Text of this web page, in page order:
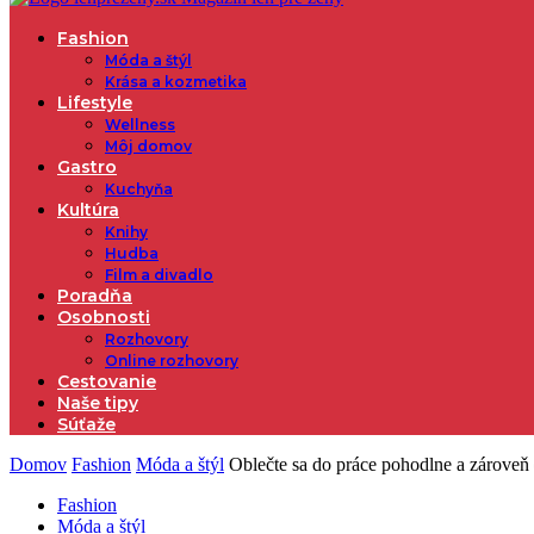
Fashion
Móda a štýl
Krása a kozmetika
Lifestyle
Wellness
Môj domov
Gastro
Kuchyňa
Kultúra
Knihy
Hudba
Film a divadlo
Poradňa
Osobnosti
Rozhovory
Online rozhovory
Cestovanie
Naše tipy
Súťaže
Domov Fashion Móda a štýl Oblečte sa do práce pohodlne a
Fashion
Móda a štýl